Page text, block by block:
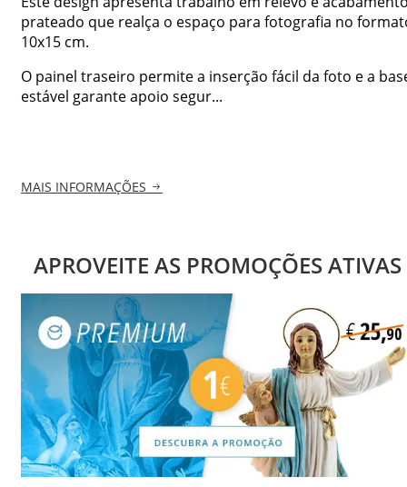
prateado que realça o espaço para fotografia no
10x15 cm.
O painel traseiro permite a inserção fácil da foto e a
estável garante apoio segur...
MAIS INFORMAÇÕES
APROVEITE AS PROMOÇÕES ATIVAS